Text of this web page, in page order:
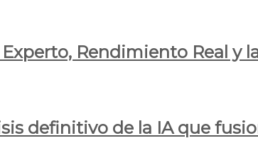
Rendimiento Real y
definitivo de la IA que